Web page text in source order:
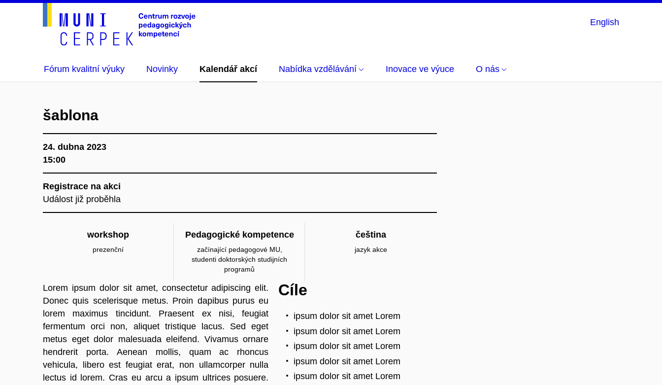
English
Fórum kvalitní výuky Novinky Kalendář akcí Nabídka vzdělávání Inovace ve výuce O nás
šablona
24. dubna 2023
15:00
Registrace na akci
Událost již proběhla
workshop
prezenční
Pedagogické kompetence
začínající pedagogové MU,
studenti doktorských studijních
programů
čeština
jazyk akce
Lorem ipsum dolor sit amet, consectetur adipiscing elit.
Donec quis scelerisque metus. Proin dapibus purus eu
lorem maximus tincidunt. Praesent ex nisi, feugiat
fermentum orci non, aliquet tristique lacus. Sed eget
metus eget dolor malesuada eleifend. Vivamus ornare
hendrerit porta. Aenean mollis, quam ac rhoncus
vehicula, libero est feugiat erat, non ullamcorper nulla
lectus id lorem. Cras eu arcu a ipsum ultrices posuere.
Cíle
ipsum dolor sit amet Lorem
ipsum dolor sit amet Lorem
ipsum dolor sit amet Lorem
ipsum dolor sit amet Lorem
ipsum dolor sit amet Lorem